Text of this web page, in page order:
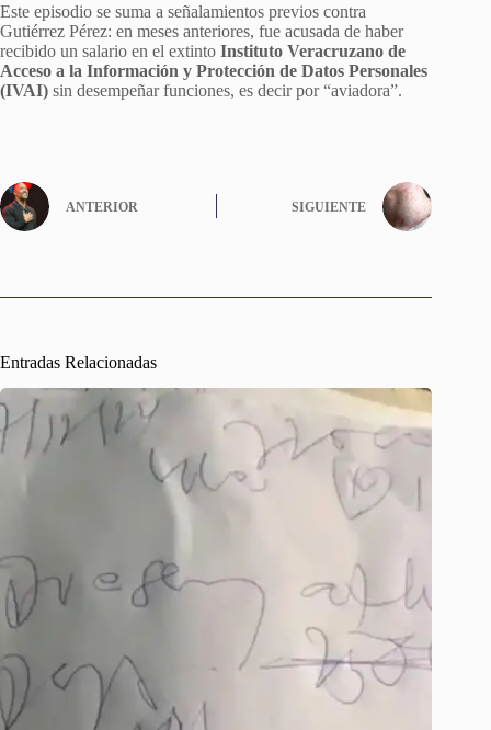
Este episodio se suma a señalamientos previos contra
Gutiérrez Pérez: en meses anteriores, fue acusada de haber
recibido un salario en el extinto Instituto Veracruzano de
Acceso a la Información y Protección de Datos Personales
(IVAI) sin desempeñar funciones, es decir por “aviadora”.
ANTERIOR SIGUIENTE
Entradas Relacionadas